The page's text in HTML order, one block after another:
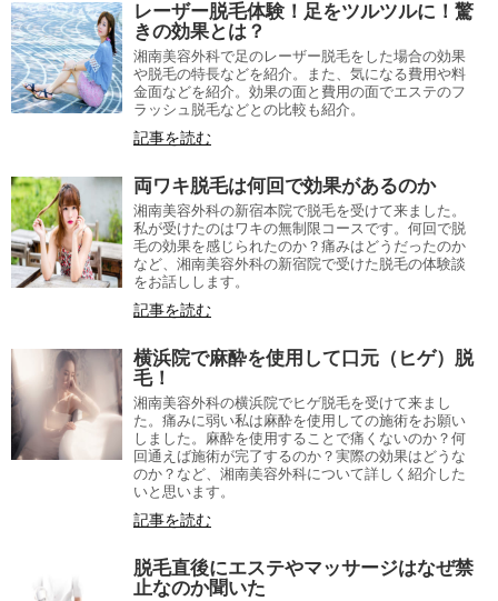
レーザー脱毛体験！足をツルツルに！驚
きの効果とは？
湘南美容外科で足のレーザー脱毛をした場合の効果
や脱毛の特長などを紹介。また、気になる費用や料
金面などを紹介。効果の面と費用の面でエステのフ
ラッシュ脱毛などとの比較も紹介。
記事を読む
両ワキ脱毛は何回で効果があるのか
湘南美容外科の新宿本院で脱毛を受けて来ました。
私が受けたのはワキの無制限コースです。何回で脱
毛の効果を感じられたのか？痛みはどうだったのか
など、湘南美容外科の新宿院で受けた脱毛の体験談
をお話しします。
記事を読む
横浜院で麻酔を使用して口元（ヒゲ）脱
毛！
湘南美容外科の横浜院でヒゲ脱毛を受けて来まし
た。痛みに弱い私は麻酔を使用しての施術をお願い
しました。麻酔を使用することで痛くないのか？何
回通えば施術が完了するのか？実際の効果はどうな
のか？など、湘南美容外科について詳しく紹介した
いと思います。
記事を読む
脱毛直後にエステやマッサージはなぜ禁
止なのか聞いた